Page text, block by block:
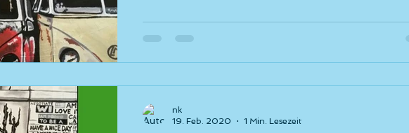
nk
19. Feb. 2020
1 Min. Lesezeit